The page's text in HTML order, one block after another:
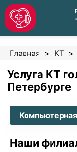
Главная КТ
Услуга КТ
Петербурге
Наши